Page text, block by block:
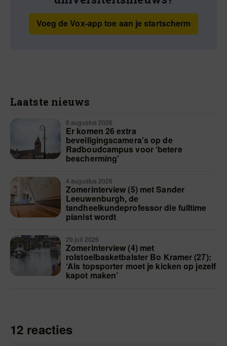
Voeg de Vox-app toe aan je startscherm
Laatste nieuws
6 augustus 2026
Er komen 26 extra
beveiligingscamera’s op de
Radboudcampus voor ‘betere
bescherming’
4 augustus 2026
Zomerinterview (5) met Sander
Leeuwenburgh, de
tandheelkundeprofessor die fulltime
pianist wordt
29 juli 2026
Zomerinterview (4) met
rolstoelbasketbalster Bo Kramer (27):
‘Als topsporter moet je kicken op jezelf
kapot maken’
12 reacties